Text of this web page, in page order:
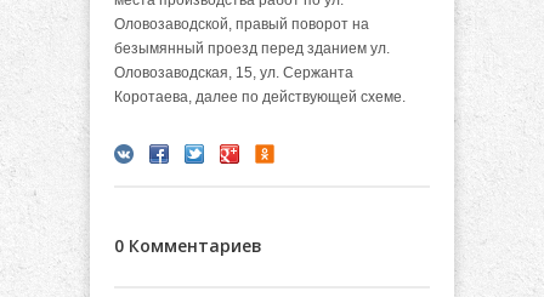
Оловозаводской, правый поворот на
безымянный проезд перед зданием ул.
Оловозаводская, 15, ул. Сержанта
Коротаева, далее по действующей схеме.
0 Комментариев